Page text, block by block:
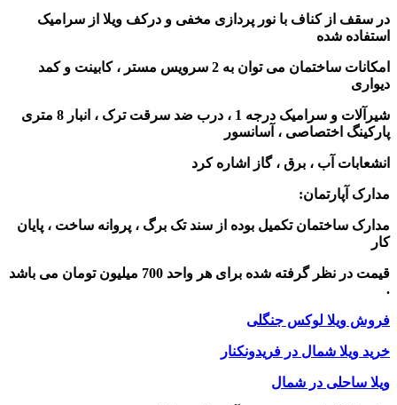
در سقف از کناف با نور پردازی مخفی و درکف ویلا از سرامیک
استفاده شده
امکانات ساختمان می توان به 2 سرویس مستر ، کابینت و کمد
دیواری
شیرآلات و سرامیک درجه 1 ، درب ضد سرقت ترک ، انبار 8 متری
پارکینگ اختصاصی ، آسانسور
انشعابات آب ، برق ، گاز اشاره کرد
مدارک آپارتمان:
مدارک ساختمان تکمیل بوده از سند تک برگ ، پروانه ساخت ، پایان
کار
قیمت در نظر گرفته شده
برای هر واحد 700 میلیون تومان می باشد
.
فروش ویلا لوکس جنگلی
خرید ویلا شمال در فریدونکنار
ویلا ساحلی در شمال